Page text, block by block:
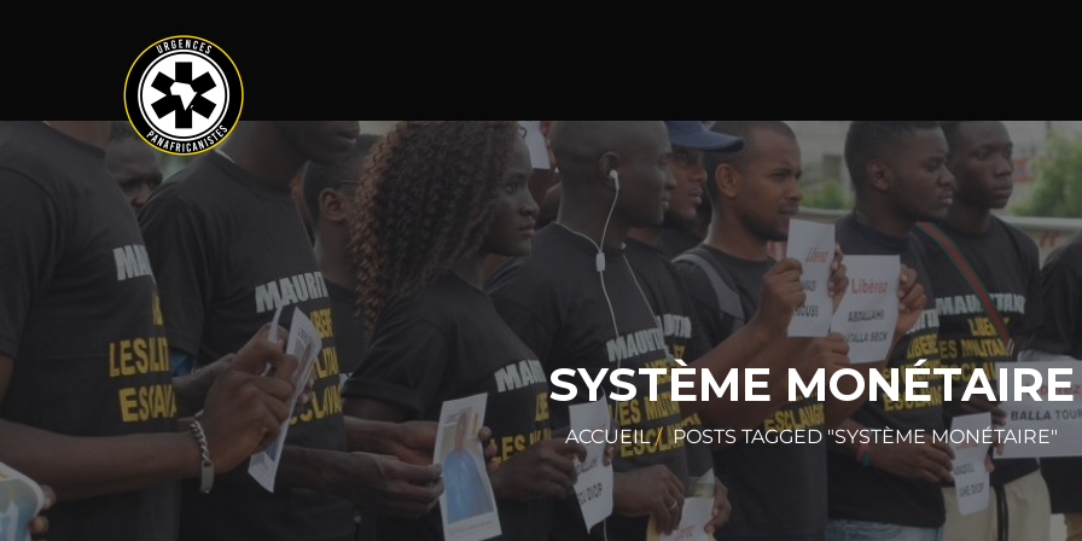
SYSTÈME MONÉTAIRE
ACCUEIL POSTS TAGGED "SYSTÈME MONÉTAIRE"